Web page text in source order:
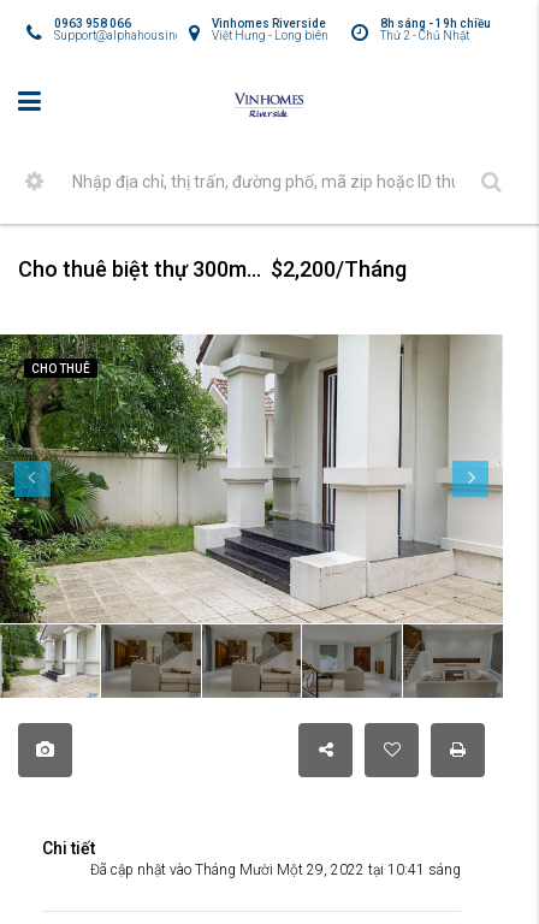
8h sáng - 19h chiều
Thứ 2 - Chủ Nhật
Vinhomes Riverside
Việt Hưng - Long biên
0963 958 066
Support@alphahousing.vn
Cho thuê biệt thự 300m2 tại Vinhomes Riverside – Hoa Sữa $2,200/Tháng
CHO THUÊ
Chi tiết
Đã cập nhật vào Tháng Mười Một 29, 2022 tại 10:41 sáng